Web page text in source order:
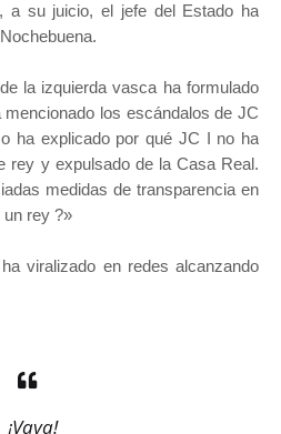
a su juicio, el jefe del Estado ha
la izquierda vasca ha formulado
los escándalos de JC
ha explicado por qué JC I no ha
rey y expulsado de la Casa Real.
medidas de transparencia en
un rey ?»
viralizado en redes alcanzando
¡Vaya!